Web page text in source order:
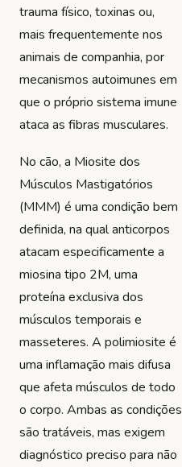
trauma físico, toxinas ou,
mais frequentemente nos
animais de companhia, por
mecanismos autoimunes em
que o próprio sistema imune
ataca as fibras musculares.
No cão, a Miosite dos
Músculos Mastigatórios
(MMM) é uma condição bem
definida, na qual anticorpos
atacam especificamente a
miosina tipo 2M, uma
proteína exclusiva dos
músculos temporais e
masseteres. A polimiosite é
uma inflamação mais difusa
que afeta músculos de todo
o corpo. Ambas as condições
são tratáveis, mas exigem
diagnóstico preciso para não